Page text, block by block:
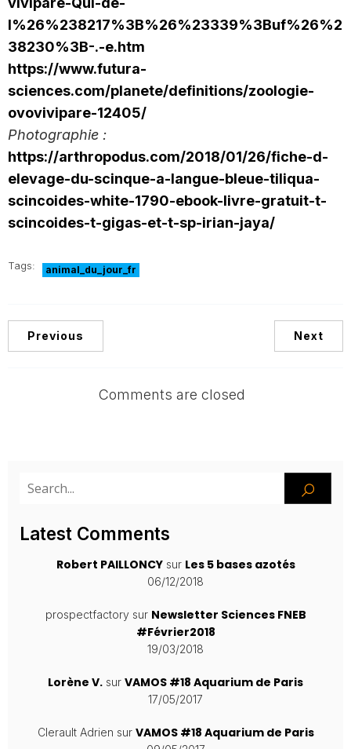
l%26%238217%3B%26%23339%3Buf%26%2
38230%3B-.-e.htm
https://www.futura-
sciences.com/planete/definitions/zoologie-
ovovivipare-12405/
Photographie :
https://arthropodus.com/2018/01/26/fiche-d-
elevage-du-scinque-a-langue-bleue-tiliqua-
scincoides-white-1790-ebook-livre-gratuit-t-
scincoides-t-gigas-et-t-sp-irian-jaya/
Tags: animal_du_jour_fr
Previous Next
Comments are closed
Latest Comments
Robert PAILLONCYsur Les 5 bases azotés
06/12/2018
prospectfactorysur Newsletter Sciences FNEB
#Février2018
19/03/2018
Lorène V. sur VAMOS #18 Aquarium de Paris
17/05/2017
Clerault Adrien sur VAMOS #18 Aquarium de Paris